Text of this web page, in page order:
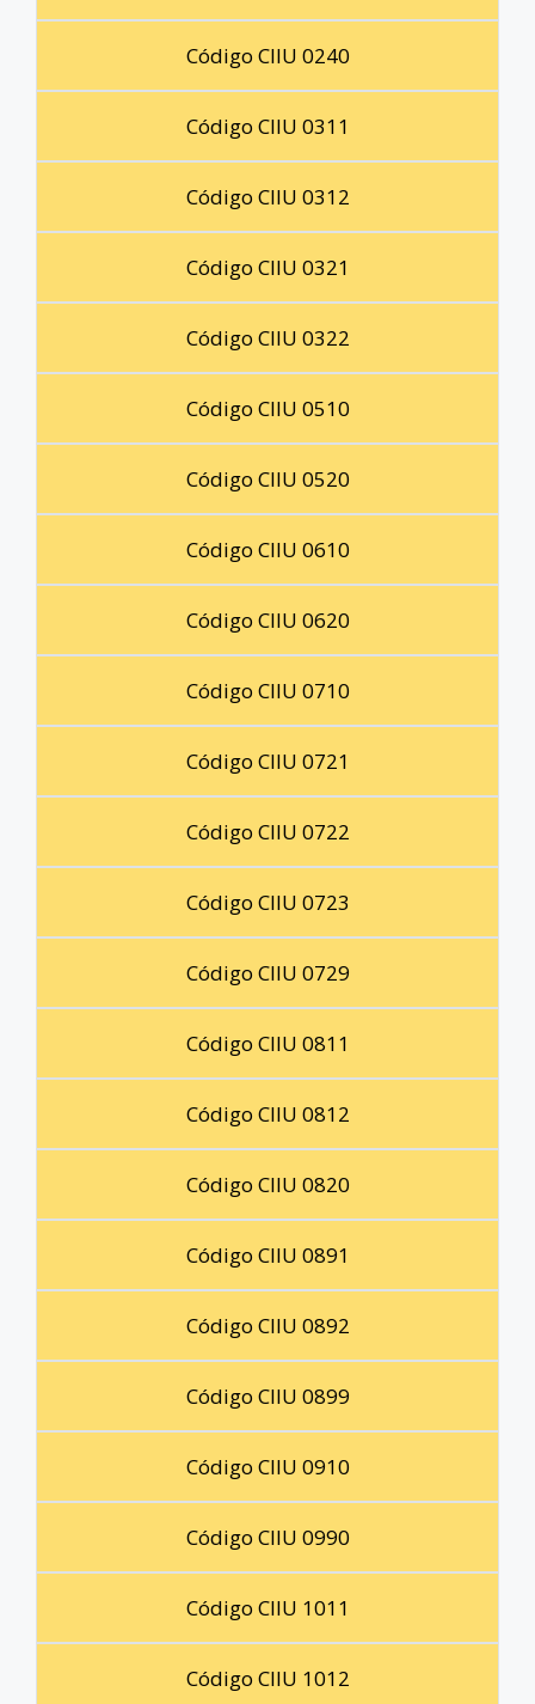
Código CIIU 0240
Código CIIU 0311
Código CIIU 0312
Código CIIU 0321
Código CIIU 0322
Código CIIU 0510
Código CIIU 0520
Código CIIU 0610
Código CIIU 0620
Código CIIU 0710
Código CIIU 0721
Código CIIU 0722
Código CIIU 0723
Código CIIU 0729
Código CIIU 0811
Código CIIU 0812
Código CIIU 0820
Código CIIU 0891
Código CIIU 0892
Código CIIU 0899
Código CIIU 0910
Código CIIU 0990
Código CIIU 1011
Código CIIU 1012